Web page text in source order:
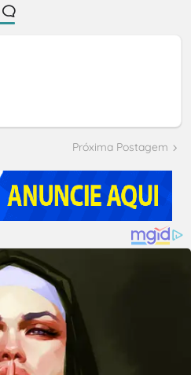
Próxima Postagem